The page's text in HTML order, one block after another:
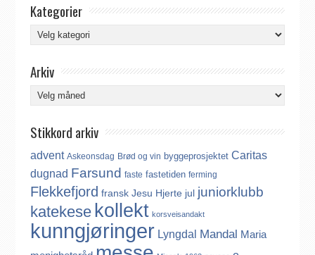
Kategorier
Kategorier
Arkiv
Arkiv
Stikkord arkiv
advent Askeonsdag Brød og vin byggeprosjektet Caritas
dugnad Farsund faste fastetiden ferming
Flekkefjord fransk Jesu Hjerte jul juniorklubb
katekese kollekt korsveisandakt
kunngjøringer Lyngdal Mandal Maria